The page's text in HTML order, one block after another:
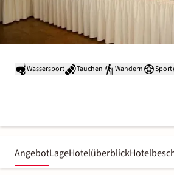
Wassersport Tauchen Wandern Sport
AngebotLageHotelüberblick